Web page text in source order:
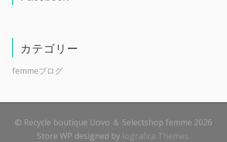
カテゴリー
femmeブログ
© Recycle boutique Uovo ＆ Selectshop femme 2026
Store WP designed by Iografica Themes.